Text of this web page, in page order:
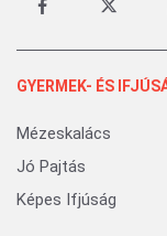
GYERMEK- ÉS
Mézeskalács
Jó Pajtás
Képes Ifjúság